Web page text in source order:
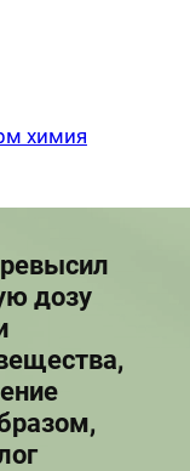
химия
дозу